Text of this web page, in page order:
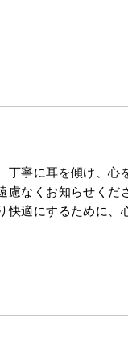
丁寧に耳を傾け、心
慮なくお知らせくだ
快適にするために、